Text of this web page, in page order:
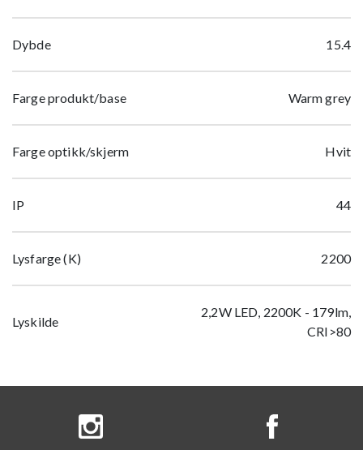
Dybde 15.4
Farge produkt/base Warm grey
Farge optikk/skjerm Hvit
IP 44
Lysfarge (K) 2200
Lyskilde
2,2W LED, 2200K - 179lm,
CRI>80